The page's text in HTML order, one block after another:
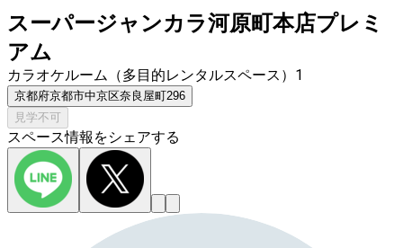
スーパージャンカラ河原町本店プレミ
アム
カラオケルーム（多目的レンタルスペース）1
京都府京都市中京区奈良屋町296
見学不可
スペース情報をシェアする